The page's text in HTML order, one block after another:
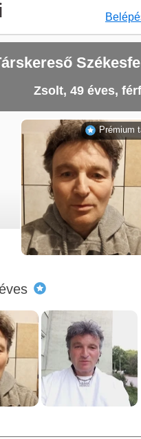
Zsolt, 49 éves,
Prémium